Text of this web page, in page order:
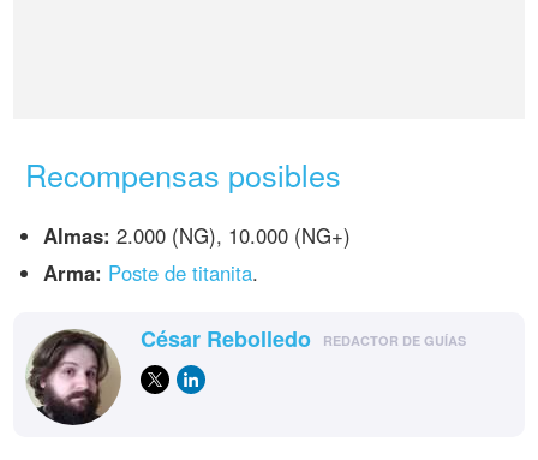
Recompensas posibles
Almas: 2.000 (NG), 10.000 (NG+)
Arma: Poste de titanita.
César Rebolledo REDACTOR DE GUÍAS